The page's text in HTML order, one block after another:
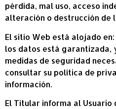
pérdida, mal uso, acceso
alteración o destrucción de
El sitio Web está alojado en:
los datos está garantizada,
medidas de seguridad
consultar su política de
información.
El Titular informa al Usuario